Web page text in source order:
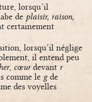
lorsqu’il
de plaisir, raison,
certainement
lorsqu’il néglige
il entend peu
, cœurdevant r
comme le gde
des voyelles